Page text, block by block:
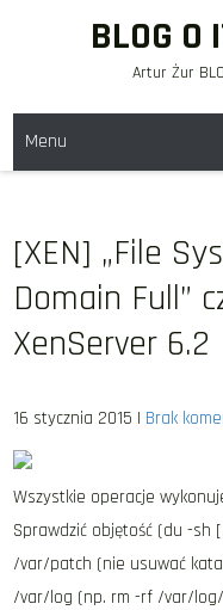
BLOG O
Artur Żur
Menu
[XEN] „File
Domain Full”
XenServer 6.2
16 stycznia 2015 | Brak
Wszystkie operacje
Sprawdzić objętość (du -sh
/var/patch (nie usuwać
/var/log (np. rm -rf /var/